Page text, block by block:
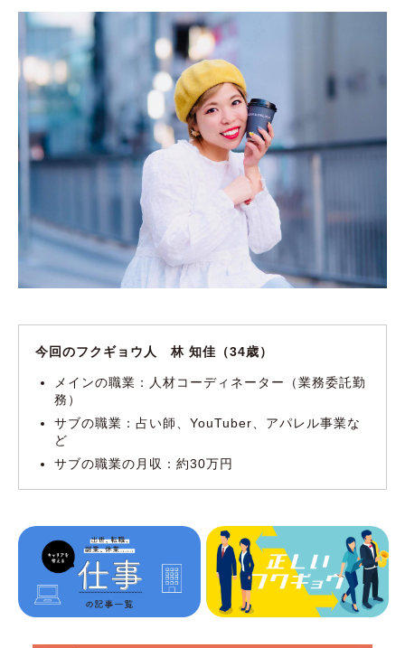
今回のフクギョウ人 林 知佳（34歳）
メインの職業：人材コーディネーター（業務委託勤
務）
サブの職業：占い師、YouTuber、アパレル事業な
ど
サブの職業の月収：約30万円